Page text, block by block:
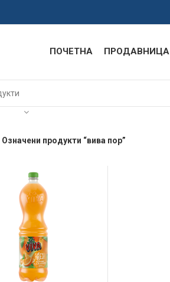
ПОЧЕТНА ПРОДАВНИЦА
Означени продукти “вива пор”